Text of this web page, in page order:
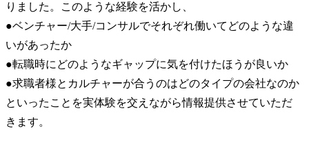
りました。このような経験を活かし、
●ベンチャー/大手/コンサルでそれぞれ働いてどのような違
いがあったか
●転職時にどのようなギャップに気を付けたほうが良いか
●求職者様とカルチャーが合うのはどのタイプの会社なのか
といったことを実体験を交えながら情報提供させていただ
きます。